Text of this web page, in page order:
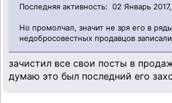
Последняя активность: 02 Январь
Но промолчал, значит не зря его в ряды
недобросовестных продавцов
зачистил все свои посты в
думаю это был последний его